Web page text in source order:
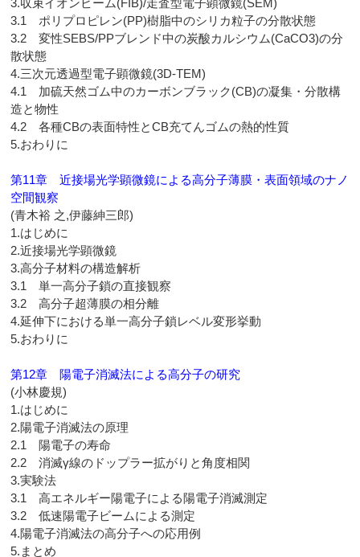
3.収束イオンビーム(FIB)/走査型電子顕微鏡(SEM)
3.1 ポリプロピレン(PP)樹脂中のシリカ粒子の分散状態
3.2 変性SEBS/PPブレンド中の炭酸カルシウム(CaCO3)の分
散状態
4.三次元透過型電子顕微鏡(3D-TEM)
4.1 加硫天然ゴム中のカーボンブラック(CB)の凝集・分散構
造と物性
4.2 各種CBの表面特性とCB充てんゴムの熱的性質
5.おわりに
第11章 近接場光学顕微鏡による高分子薄膜・表面領域のナノ
空間観察
(青木裕 之,伊藤紳三郎)
1.はじめに
2.近接場光学顕微鏡
3.高分子材料の構造解析
3.1 単一高分子鎖の直接観察
3.2 高分子超薄膜の相分離
4.延伸下における単一高分子鎖レベル変形挙動
5.おわりに
第12章 陽電子消滅法による高分子の研究
(小林慶規)
1.はじめに
2.陽電子消滅法の原理
2.1 陽電子の寿命
2.2 消滅γ線のドップラー拡がりと角度相関
3.実験法
3.1 高エネルギー陽電子による陽電子消滅測定
3.2 低速陽電子ビームによる測定
4.陽電子消滅法の高分子への応用例
5.まとめ